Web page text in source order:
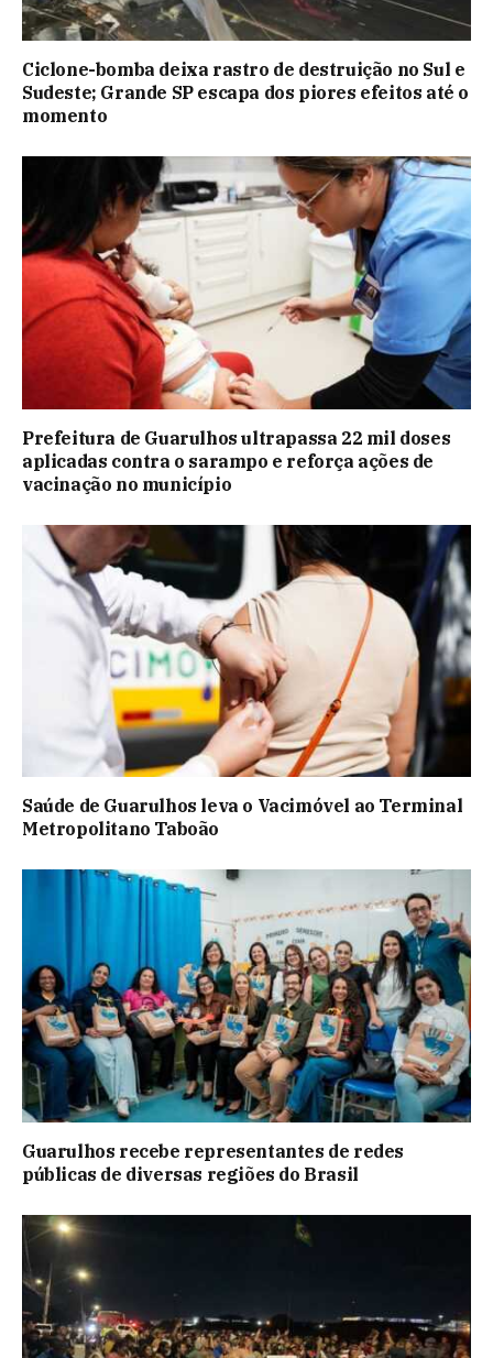
Ciclone-bomba deixa rastro de destruição no Sul e
Sudeste; Grande SP escapa dos piores efeitos até o
momento
Prefeitura de Guarulhos ultrapassa 22 mil doses
aplicadas contra o sarampo e reforça ações de
vacinação no município
Saúde de Guarulhos leva o Vacimóvel ao Terminal
Metropolitano Taboão
Guarulhos recebe representantes de redes
públicas de diversas regiões do Brasil